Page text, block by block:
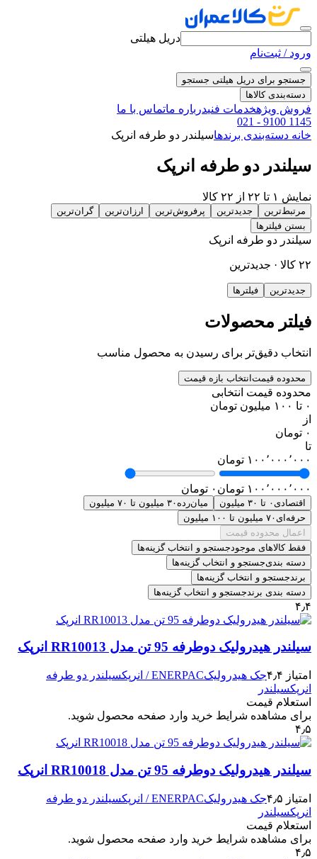
دریل هیلتی
ورود / ثبت‌نام
جستجو برای دریل هیلتی جستجو
دسته‌بندی کالاها
فروش ویژهخدمات فنیدرباره ماتماس با ما
021 - 9100 1145
خانه دسته‌بندی برندهاسیلندر دو طرفه انرپک
سیلندر دو طرفه انرپک
نمایش ۱ تا ۲۲ از ۲۲ کالا
مرتبط‌ترین جدیدترین پرفروش‌ترین ارزان‌ترین
گران‌ترین
بستن فیلترها
سیلندر دو طرفه انرپک
۲۲ کالا · جدیدترین
جدیدترین فیلترها
فیلتر محصولات
انتخاب دقیق‌تر برای رسیدن به محصول مناسب
محدوده قیمتانتخاب بازه قیمت
محدوده قیمت انتخابی
۰ تا ۱۰۰ میلیون تومان
از
۰ تومان
تا
۱۰۰٬۰۰۰٬۰۰۰ تومان
۱۰۰٬۰۰۰٬۰۰۰ تومان ۰ تومان
اقتصادی ۰ تا ۳۰ میلیون میان‌رده ۳۰ میلیون تا ۷۰ میلیون
حرفه‌ای ۷۰ میلیون تا ۱۰۰ میلیون
اعمال محدوده قیمت
فقط کالاهای موجود جستجو و انتخاب گزینه‌ها
دسته بندیجستجو و انتخاب گزینه‌ها
برند جستجو و انتخاب گزینه‌ها
دسته بندی برند جستجو و انتخاب گزینه‌ها
۴٫۴
سیلندر هیدرولیک دوطرفه 95 تن مدل RR10013 انرپک
امتیاز ۴٫۴ جک هیدرولیکENERPAC / انرپک
سیلندر دو طرفه
انرپکسیلندر
استعلام قیمت
برای مشاهده شرایط خرید وارد صفحه محصول شوید.
۴٫۵
سیلندر هیدرولیک دوطرفه 95 تن مدل RR10018 انرپک
امتیاز ۴٫۵ جک هیدرولیکENERPAC / انرپک
سیلندر دو طرفه
انرپکسیلندر
استعلام قیمت
برای مشاهده شرایط خرید وارد صفحه محصول شوید.
۴٫۵